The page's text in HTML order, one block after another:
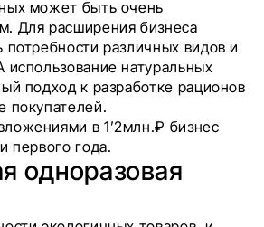
может быть очень
Для расширения бизнеса
потребности различных видов и
натуральных
подход к разработке рационов
покупателей.
в 1’2млн.₽ бизнес
первого года.
одноразовая